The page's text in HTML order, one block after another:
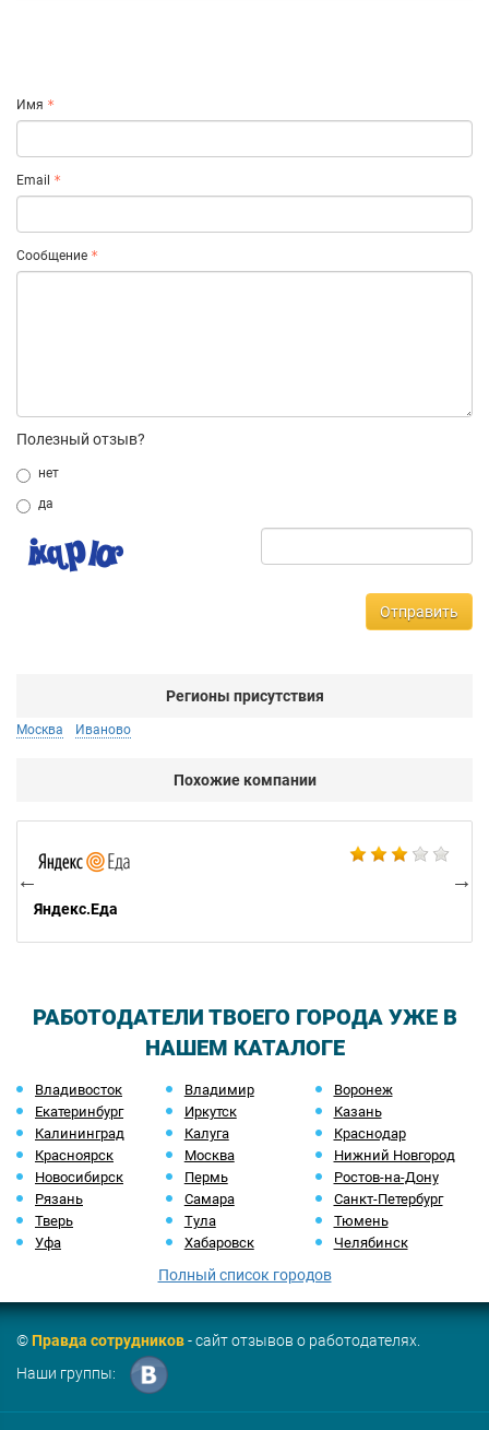
Имя
Email
Сообщение
Полезный отзыв?
нет
да
Отправить
Регионы присутствия
Москва Иваново
Похожие компании
Яндекс.Еда
РАБОТОДАТЕЛИ ТВОЕГО ГОРОДА УЖЕ В
НАШЕМ КАТАЛОГЕ
Владивосток Владимир
Воронеж
Екатеринбург
Иркутск
Казань
Калининград
Калуга
Краснодар
Красноярск
Москва
Нижний Новгород
Новосибирск
Пермь
Ростов-на-Дону
Рязань
Самара
Санкт-Петербург
Тверь
Тула
Тюмень
Уфа
Хабаровск Челябинск
Полный список городов
©Правда сотрудников- сайт отзывов о работодателях.
Наши группы: